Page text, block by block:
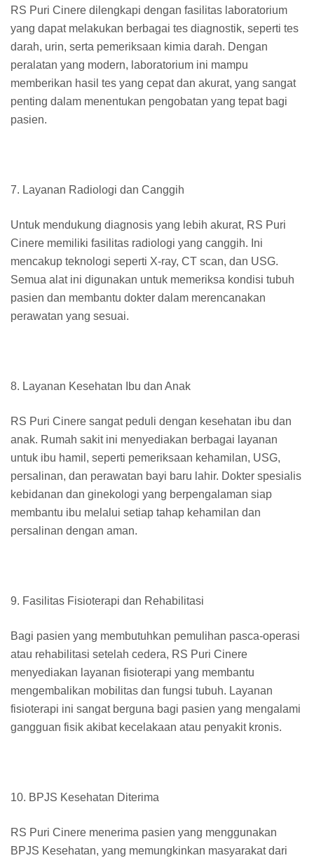
RS Puri Cinere dilengkapi dengan fasilitas laboratorium
yang dapat melakukan berbagai tes diagnostik, seperti tes
darah, urin, serta pemeriksaan kimia darah. Dengan
peralatan yang modern, laboratorium ini mampu
memberikan hasil tes yang cepat dan akurat, yang sangat
penting dalam menentukan pengobatan yang tepat bagi
pasien.
7. Layanan Radiologi dan Canggih
Untuk mendukung diagnosis yang lebih akurat, RS Puri
Cinere memiliki fasilitas radiologi yang canggih. Ini
mencakup teknologi seperti X-ray, CT scan, dan USG.
Semua alat ini digunakan untuk memeriksa kondisi tubuh
pasien dan membantu dokter dalam merencanakan
perawatan yang sesuai.
8. Layanan Kesehatan Ibu dan Anak
RS Puri Cinere sangat peduli dengan kesehatan ibu dan
anak. Rumah sakit ini menyediakan berbagai layanan
untuk ibu hamil, seperti pemeriksaan kehamilan, USG,
persalinan, dan perawatan bayi baru lahir. Dokter spesialis
kebidanan dan ginekologi yang berpengalaman siap
membantu ibu melalui setiap tahap kehamilan dan
persalinan dengan aman.
9. Fasilitas Fisioterapi dan Rehabilitasi
Bagi pasien yang membutuhkan pemulihan pasca-operasi
atau rehabilitasi setelah cedera, RS Puri Cinere
menyediakan layanan fisioterapi yang membantu
mengembalikan mobilitas dan fungsi tubuh. Layanan
fisioterapi ini sangat berguna bagi pasien yang mengalami
gangguan fisik akibat kecelakaan atau penyakit kronis.
10. BPJS Kesehatan Diterima
RS Puri Cinere menerima pasien yang menggunakan
BPJS Kesehatan, yang memungkinkan masyarakat dari